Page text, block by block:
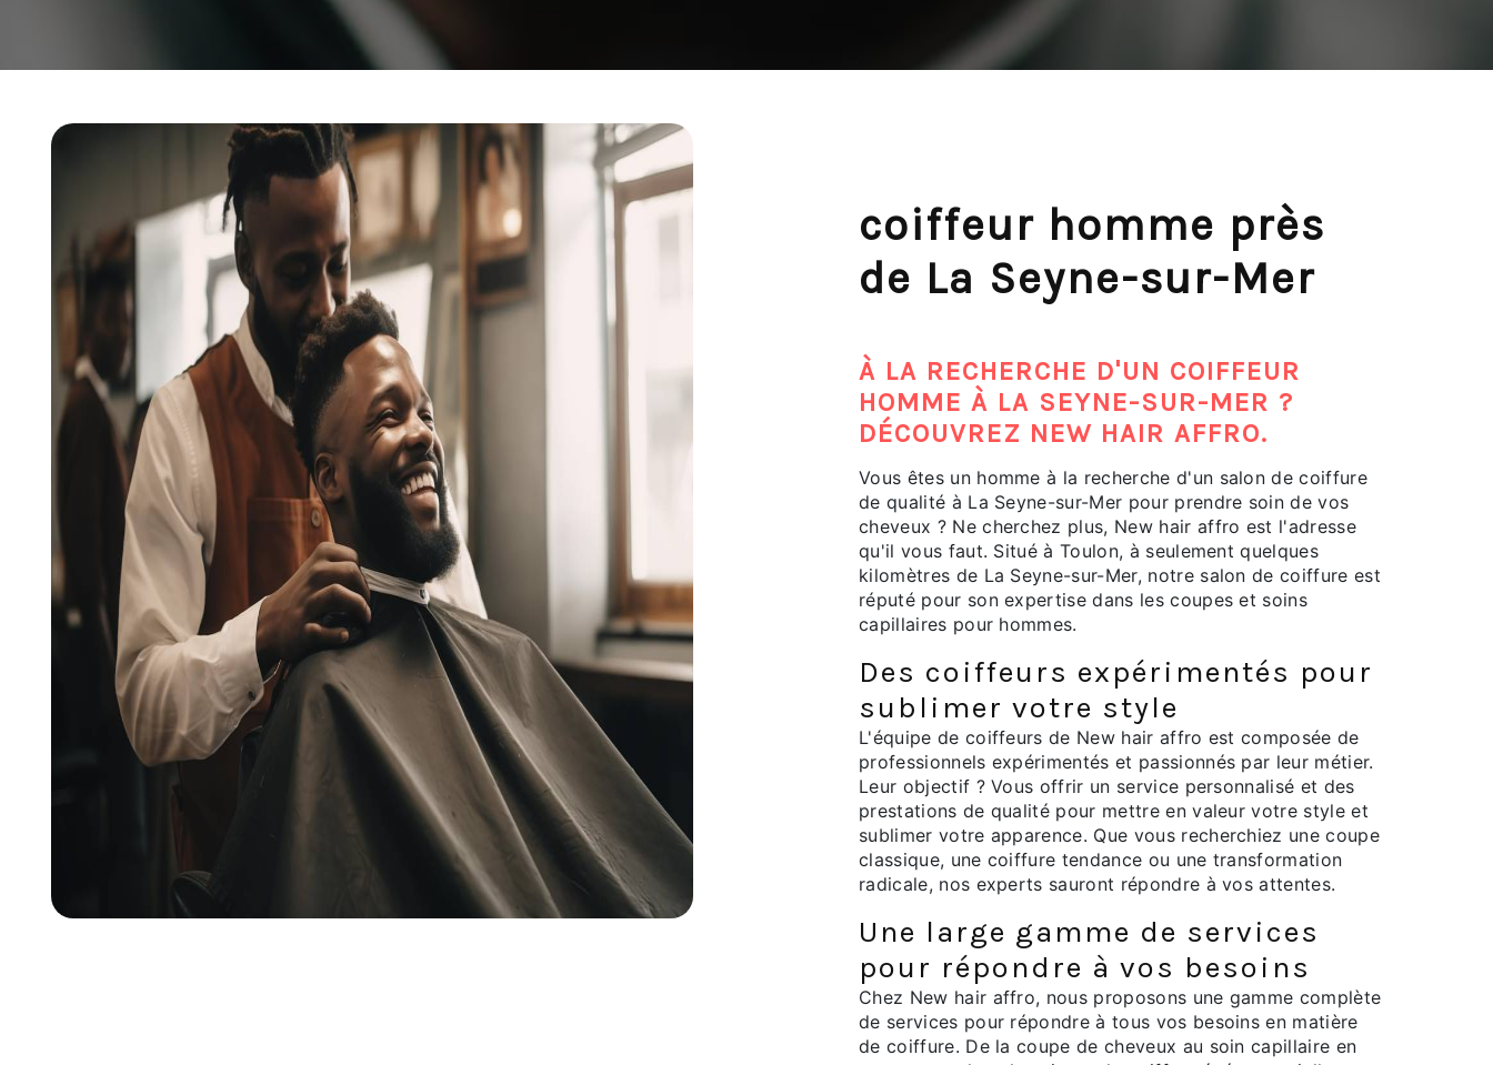
coiffeur homme près
de La Seyne-sur-Mer
À LA RECHERCHE D'UN COIFFEUR
HOMME À LA SEYNE-SUR-MER ?
DÉCOUVREZ NEW HAIR AFFRO.
Vous êtes un homme à la recherche d'un salon de coiffure
de qualité à La Seyne-sur-Mer pour prendre soin de vos
cheveux ? Ne cherchez plus, New hair affro est l'adresse
qu'il vous faut. Situé à Toulon, à seulement quelques
kilomètres de La Seyne-sur-Mer, notre salon de coiffure est
réputé pour son expertise dans les coupes et soins
capillaires pour hommes.
Des coiffeurs expérimentés pour
sublimer votre style
L'équipe de coiffeurs de New hair affro est composée de
professionnels expérimentés et passionnés par leur métier.
Leur objectif ? Vous offrir un service personnalisé et des
prestations de qualité pour mettre en valeur votre style et
sublimer votre apparence. Que vous recherchiez une coupe
classique, une coiffure tendance ou une transformation
radicale, nos experts sauront répondre à vos attentes.
Une large gamme de services
pour répondre à vos besoins
Chez New hair affro, nous proposons une gamme complète
de services pour répondre à tous vos besoins en matière
de coiffure. De la coupe de cheveux au soin capillaire en